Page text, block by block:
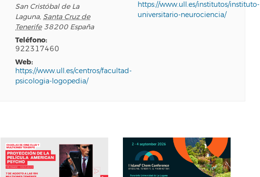
San Cristóbal de La
Laguna, Santa Cruz de
Tenerife 38200 España
teléfono:
922317460
web:
https://www.ull.es/centros/facultad-
psicologia-logopedia/
https://www.ull.es/institutos/instituto-
universitario-neurociencia/